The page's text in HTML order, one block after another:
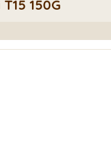
150G